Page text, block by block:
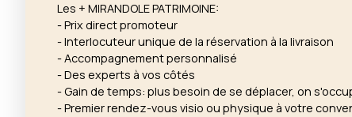
Les + MIRANDOLE PATRIMOINE:
- Prix direct promoteur
- Interlocuteur unique de la réservation à la livraison
- Accompagnement personnalisé
- Des experts à vos côtés
- Gain de temps: plus besoin de se déplacer, on
- Premier rendez-vous visio ou physique à votre